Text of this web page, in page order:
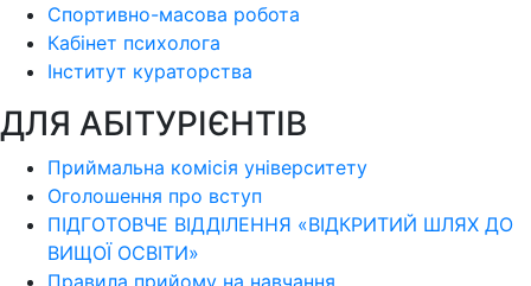
Спортивно-масова робота
Кабінет психолога
Інститут кураторства
ДЛЯ АБІТУРІЄНТІВ
Приймальна комісія університету
Оголошення про вступ
ПІДГОТОВЧЕ ВІДДІЛЕННЯ «ВІДКРИТИЙ ШЛЯХ ДО
ВИЩОЇ ОСВІТИ»